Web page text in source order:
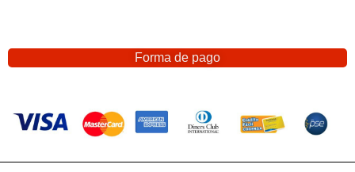
Forma de pago